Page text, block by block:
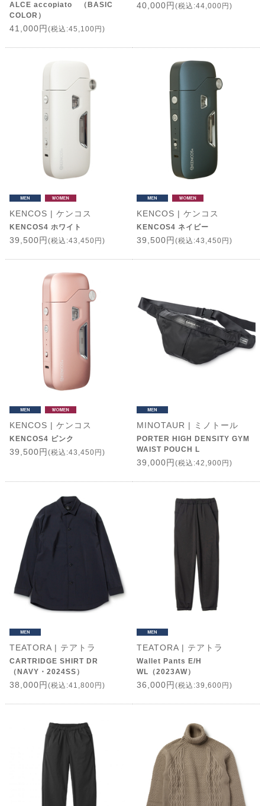
ALCE accopiato （BASIC
COLOR）
41,000円 (税込:45,100円)
40,000円 (税込:44,000円)
KENCOS | ケンコス
KENCOS4 ホワイト
39,500円 (税込:43,450円)
KENCOS | ケンコス
KENCOS4 ネイビー
39,500円 (税込:43,450円)
KENCOS | ケンコス
KENCOS4 ピンク
39,500円 (税込:43,450円)
MINOTAUR | ミノトール
PORTER HIGH DENSITY GYM
WAIST POUCH L
39,000円 (税込:42,900円)
TEATORA | テアトラ
CARTRIDGE SHIRT DR
（NAVY・2024SS）
38,000円 (税込:41,800円)
TEATORA | テアトラ
Wallet Pants E/H
WL（2023AW）
36,000円 (税込:39,600円)